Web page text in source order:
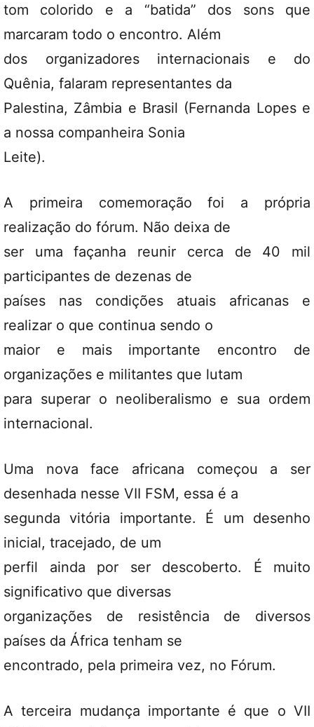
tom colorido e a “batida” dos sons que
marcaram todo o encontro. Além
dos organizadores internacionais e do
Quênia, falaram representantes da
Palestina, Zâmbia e Brasil (Fernanda Lopes e
a nossa companheira Sonia
Leite).
A primeira comemoração foi a própria
realização do fórum. Não deixa de
ser uma façanha reunir cerca de 40 mil
participantes de dezenas de
países nas condições atuais africanas e
realizar o que continua sendo o
maior e mais importante encontro de
organizações e militantes que lutam
para superar o neoliberalismo e sua ordem
internacional.
Uma nova face africana começou a ser
desenhada nesse VII FSM, essa é a
segunda vitória importante. É um desenho
inicial, tracejado, de um
perfil ainda por ser descoberto. É muito
significativo que diversas
organizações de resistência de diversos
países da África tenham se
encontrado, pela primeira vez, no Fórum.
A terceira mudança importante é que o VII